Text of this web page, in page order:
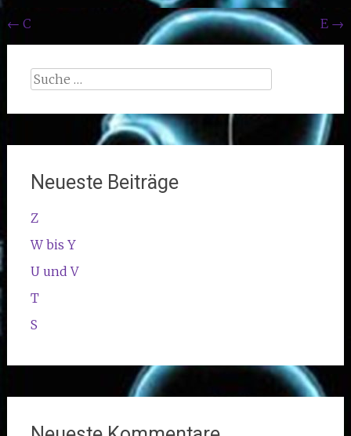
Beitragsnavigation
← C E →
Suche
Neueste Beiträge
Z
W bis Y
U und V
T
S